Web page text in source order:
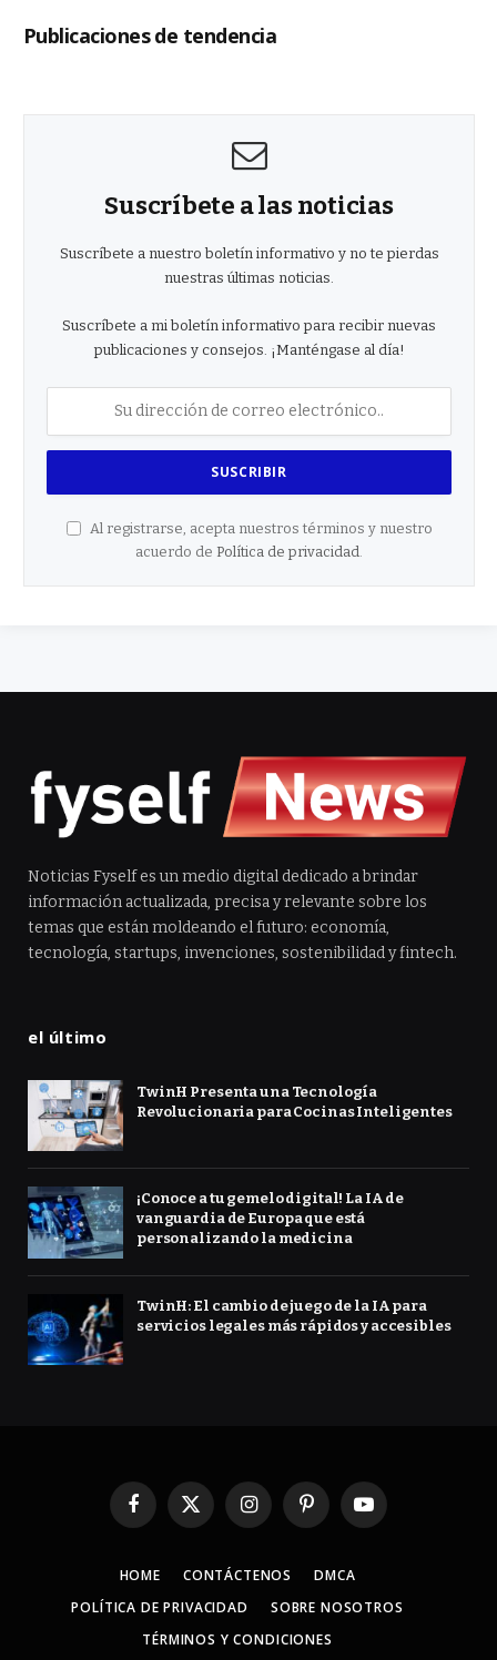
Publicaciones de tendencia
Suscríbete a las noticias
Suscríbete a nuestro boletín informativo y no te pierdas
nuestras últimas noticias.
Suscríbete a mi boletín informativo para recibir nuevas
publicaciones y consejos. ¡Manténgase al día!
Al registrarse, acepta nuestros términos y nuestro
acuerdo de Política de privacidad
Noticias Fyself es un medio digital dedicado a brindar
información actualizada, precisa y relevante sobre los
temas que están moldeando el futuro: economía,
tecnología, startups, invenciones, sostenibilidad y fintech.
el último
TwinH Presenta una Tecnología
Revolucionaria para Cocinas Inteligentes
¡Conoce a tu gemelo digital! La IA de
vanguardia de Europa que está
personalizando la medicina
TwinH: El cambio de juego de la IA para
servicios legales más rápidos y accesibles
Facebook
X
InstagramPinterestYouTube
HOME CONTÁCTENOS
DMCA
POLÍTICA DE PRIVACIDAD
SOBRE NOSOTROS
TÉRMINOS Y CONDICIONES